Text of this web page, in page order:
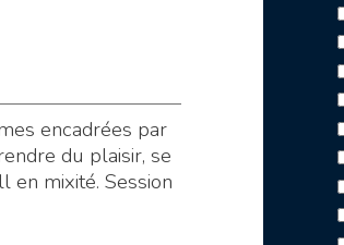
encadrées par
du plaisir, se
en mixité. Session